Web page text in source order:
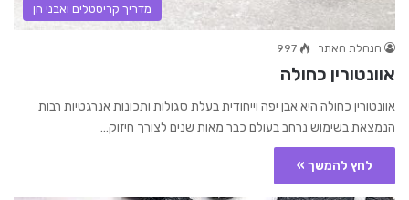
מדריך קריסטלים ואבני חן
הנהלת האתר 997
אוונטורין כחולה
אוונטורין כחולה היא אבן יפה וייחודית בעלת סגולות ותכונות אנרגטיות רבות
הנמצאת בשימוש נרחב בעולם כבר מאות שנים לצורך חיזוק…
לחץ להמשך »